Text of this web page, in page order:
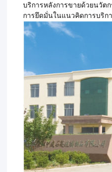
บริการหลังการขายด้วยนวัต
การยึดมั่นในแนวคิดการบริก